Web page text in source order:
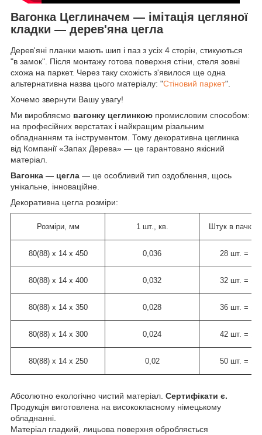
Вагонка Цеглиначем — імітація цегляної
кладки — дерев'яна цегла
Дерев'яні планки мають шип і паз з усіх 4 сторін, стикуються
"в замок". Після монтажу готова поверхня стіни, стеля зовні
схожа на паркет. Через таку схожість з'явилося ще одна
альтернативна назва цього матеріалу: "Стіновий паркет".
Хочемо звернути Вашу увагу!
Ми виробляємо вагонку цеглинкою промисловим способом:
на професійних верстатах і найкращим різальним
обладнанням та інструментом. Тому декоративна цеглинка
від Компанії «Запах Дерева» — це гарантовано якісний
матеріал.
Вагонка — цегла — це особливий тип оздоблення, щось
унікальне, інноваційне.
Декоративна цегла розміри:
Розміри, мм 1 шт., кв. Штук в пачке
80(88) х 14 х 450 0,036 28 шт. = 1
80(88) х 14 х 400 0,032 32 шт. = 1
80(88) х 14 х 350 0,028 36 шт. = 1
80(88) х 14 х 300 0,024 42 шт. = 1
80(88) х 14 х 250 0,02 50 шт. = 1
Абсолютно екологічно чистий матеріал. Сертифікати є.
Продукція виготовлена на висококласному німецькому
обладнанні.
Матеріал гладкий, лицьова поверхня обробляється